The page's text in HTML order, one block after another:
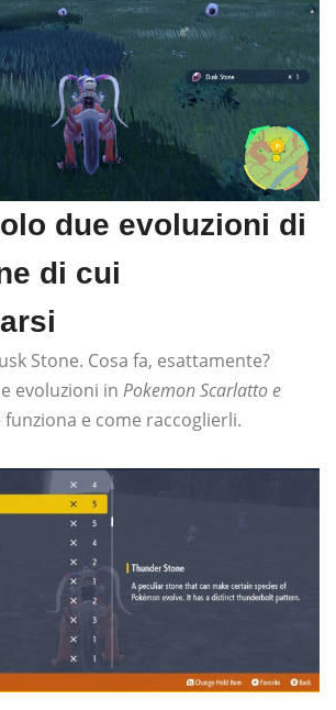
due evoluzioni di
di cui
Stone. Cosa fa, esattamente?
evoluzioni in Pokemon Scarlatto e
funziona e come raccoglierli.